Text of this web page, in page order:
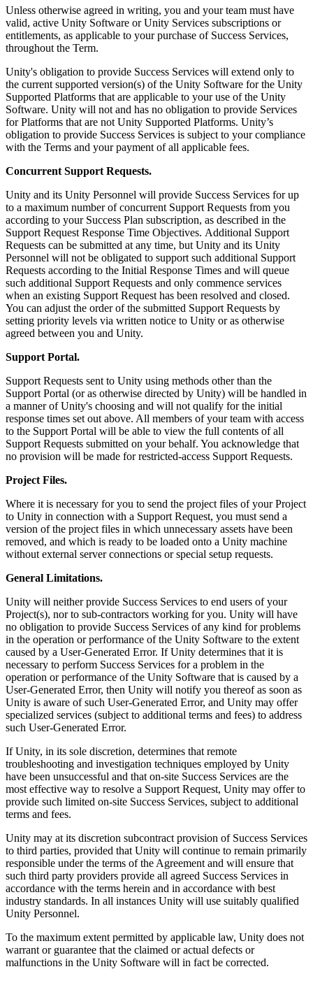
Unless otherwise agreed in writing, you and your team must have
valid, active Unity Software or Unity Services subscriptions or
entitlements, as applicable to your purchase of Success Services,
throughout the Term.
Unity's obligation to provide Success Services will extend only to
the current supported version(s) of the Unity Software for the Unity
Supported Platforms that are applicable to your use of the Unity
Software. Unity will not and has no obligation to provide Services
for Platforms that are not Unity Supported Platforms. Unity’s
obligation to provide Success Services is subject to your compliance
with the Terms and your payment of all applicable fees.
Concurrent Support Requests.
Unity and its Unity Personnel will provide Success Services for up
to a maximum number of concurrent Support Requests from you
according to your Success Plan subscription, as described in the
Support Request Response Time Objectives. Additional Support
Requests can be submitted at any time, but Unity and its Unity
Personnel will not be obligated to support such additional Support
Requests according to the Initial Response Times and will queue
such additional Support Requests and only commence services
when an existing Support Request has been resolved and closed.
You can adjust the order of the submitted Support Requests by
setting priority levels via written notice to Unity or as otherwise
agreed between you and Unity.
Support Portal.
Support Requests sent to Unity using methods other than the
Support Portal (or as otherwise directed by Unity) will be handled in
a manner of Unity's choosing and will not qualify for the initial
response times set out above. All members of your team with access
to the Support Portal will be able to view the full contents of all
Support Requests submitted on your behalf. You acknowledge that
no provision will be made for restricted-access Support Requests.
Project Files.
Where it is necessary for you to send the project files of your Project
to Unity in connection with a Support Request, you must send a
version of the project files in which unnecessary assets have been
removed, and which is ready to be loaded onto a Unity machine
without external server connections or special setup requests.
General Limitations.
Unity will neither provide Success Services to end users of your
Project(s), nor to sub-contractors working for you. Unity will have
no obligation to provide Success Services of any kind for problems
in the operation or performance of the Unity Software to the extent
caused by a User-Generated Error. If Unity determines that it is
necessary to perform Success Services for a problem in the
operation or performance of the Unity Software that is caused by a
User-Generated Error, then Unity will notify you thereof as soon as
Unity is aware of such User-Generated Error, and Unity may offer
specialized services (subject to additional terms and fees) to address
such User-Generated Error.
If Unity, in its sole discretion, determines that remote
troubleshooting and investigation techniques employed by Unity
have been unsuccessful and that on-site Success Services are the
most effective way to resolve a Support Request, Unity may offer to
provide such limited on-site Success Services, subject to additional
terms and fees.
Unity may at its discretion subcontract provision of Success Services
to third parties, provided that Unity will continue to remain primarily
responsible under the terms of the Agreement and will ensure that
such third party providers provide all agreed Success Services in
accordance with the terms herein and in accordance with best
industry standards. In all instances Unity will use suitably qualified
Unity Personnel.
To the maximum extent permitted by applicable law, Unity does not
warrant or guarantee that the claimed or actual defects or
malfunctions in the Unity Software will in fact be corrected.